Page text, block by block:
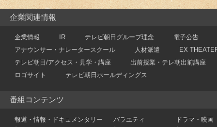
企業関連情報
企業情報 IR テレビ朝日グループ理念
電子公告
アナウンサー・ナレータースクール
人材派遣
EX
テレビ朝日/アクセス・見学・講座
出前授業・テレ朝出前講座
ロゴサイト
テレビ朝日ホールディングス
番組コンテンツ
報道・情報・ドキュメンタリー
バラエティ
ドラマ・映画